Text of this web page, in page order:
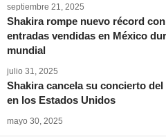
septiembre 21, 2025
Shakira rompe nuevo récord
entradas vendidas en México
mundial
julio 31, 2025
Shakira cancela su concierto
en los Estados Unidos
mayo 30, 2025